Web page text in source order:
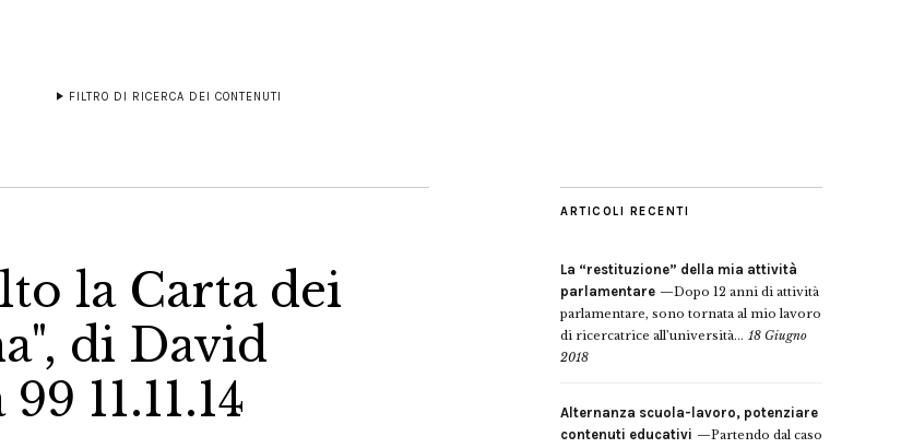
FILTRO DI RICERCA DEI CONTENUTI
la Carta dei
di David
11.11.14
ARTICOLI RECENTI
La “restituzione” della mia attività
parlamentare
Dopo 12 anni di attività
parlamentare, sono tornata al mio lavoro
di ricercatrice all’università... 18 Giugno
2018
Alternanza scuola-lavoro, potenziare
contenuti educativi
Partendo dal caso